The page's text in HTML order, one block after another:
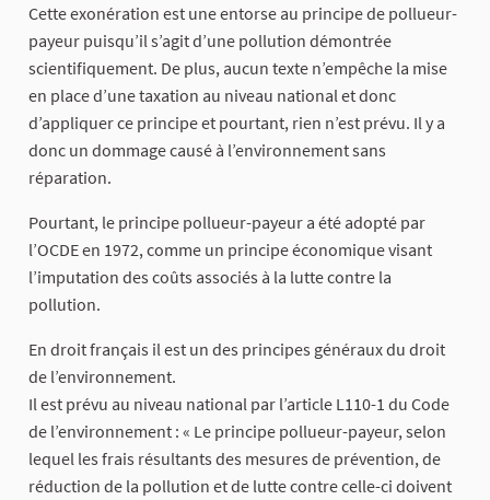
Cette exonération est une entorse au principe de pollueur-
payeur puisqu’il s’agit d’une pollution démontrée
scientifiquement. De plus, aucun texte n’empêche la mise
en place d’une taxation au niveau national et donc
d’appliquer ce principe et pourtant, rien n’est prévu. Il y a
donc un dommage causé à l’environnement sans
réparation.
Pourtant, le principe pollueur-payeur a été adopté par
l’OCDE en 1972, comme un principe économique visant
l’imputation des coûts associés à la lutte contre la
pollution.
En droit français il est un des principes généraux du droit
de l’environnement.
Il est prévu au niveau national par l’article L110-1 du Code
de l’environnement : « Le principe pollueur-payeur, selon
lequel les frais résultants des mesures de prévention, de
réduction de la pollution et de lutte contre celle-ci doivent